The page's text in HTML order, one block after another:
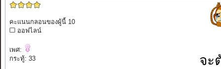
คะแนนกลอนของผู้นี้ 10
ออฟไลน์
เพศ:
กระทู้: 33
จะ